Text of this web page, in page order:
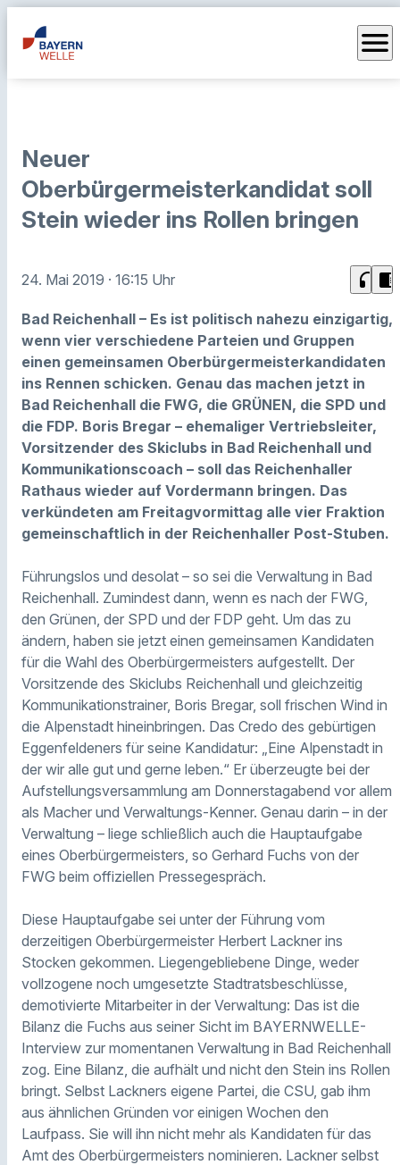
menu
Neuer
Oberbürgermeisterkandidat soll
Stein wieder ins Rollen bringen
24. Mai 2019 · 16:15 Uhr headphones chrome_reader_mode
Bad Reichenhall – Es ist politisch nahezu einzigartig,
wenn vier verschiedene Parteien und Gruppen
einen gemeinsamen Oberbürgermeisterkandidaten
ins Rennen schicken. Genau das machen jetzt in
Bad Reichenhall die FWG, die GRÜNEN, die SPD und
die FDP. Boris Bregar – ehemaliger Vertriebsleiter,
Vorsitzender des Skiclubs in Bad Reichenhall und
Kommunikationscoach – soll das Reichenhaller
Rathaus wieder auf Vordermann bringen. Das
verkündeten am Freitagvormittag alle vier Fraktion
gemeinschaftlich in der Reichenhaller Post-Stuben.
Führungslos und desolat – so sei die Verwaltung in Bad
Reichenhall. Zumindest dann, wenn es nach der FWG,
den Grünen, der SPD und der FDP geht. Um das zu
ändern, haben sie jetzt einen gemeinsamen Kandidaten
für die Wahl des Oberbürgermeisters aufgestellt. Der
Vorsitzende des Skiclubs Reichenhall und gleichzeitig
Kommunikationstrainer, Boris Bregar, soll frischen Wind in
die Alpenstadt hineinbringen. Das Credo des gebürtigen
Eggenfeldeners für seine Kandidatur: „Eine Alpenstadt in
der wir alle gut und gerne leben.“ Er überzeugte bei der
Aufstellungsversammlung am Donnerstagabend vor allem
als Macher und Verwaltungs-Kenner. Genau darin – in der
Verwaltung – liege schließlich auch die Hauptaufgabe
eines Oberbürgermeisters, so Gerhard Fuchs von der
FWG beim offiziellen Pressegespräch.
Diese Hauptaufgabe sei unter der Führung vom
derzeitigen Oberbürgermeister Herbert Lackner ins
Stocken gekommen. Liegengebliebene Dinge, weder
vollzogene noch umgesetzte Stadtratsbeschlüsse,
demotivierte Mitarbeiter in der Verwaltung: Das ist die
Bilanz die Fuchs aus seiner Sicht im BAYERNWELLE-
Interview zur momentanen Verwaltung in Bad Reichenhall
zog. Eine Bilanz, die aufhält und nicht den Stein ins Rollen
bringt. Selbst Lackners eigene Partei, die CSU, gab ihm
aus ähnlichen Gründen vor einigen Wochen den
Laufpass. Sie will ihn nicht mehr als Kandidaten für das
Amt des Oberbürgermeisters nominieren. Lackner selbst